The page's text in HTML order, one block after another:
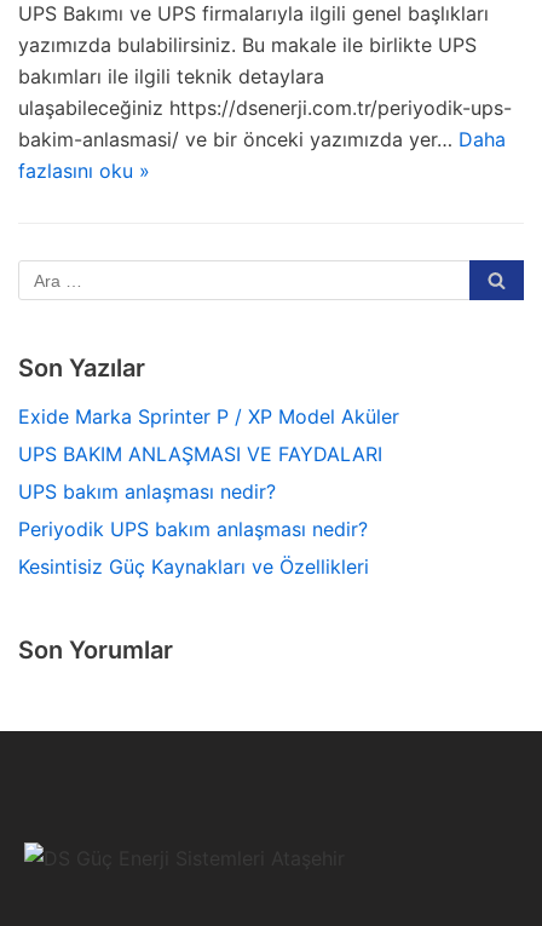
UPS Bakımı ve UPS firmalarıyla ilgili genel başlıkları
yazımızda bulabilirsiniz. Bu makale ile birlikte UPS
bakımları ile ilgili teknik detaylara
ulaşabileceğiniz https://dsenerji.com.tr/periyodik-ups-
bakim-anlasmasi/ ve bir önceki yazımızda yer… Daha
fazlasını oku »
Son Yazılar
Exide Marka Sprinter P / XP Model Aküler
UPS BAKIM ANLAŞMASI VE FAYDALARI
UPS bakım anlaşması nedir?
Periyodik UPS bakım anlaşması nedir?
Kesintisiz Güç Kaynakları ve Özellikleri
Son Yorumlar